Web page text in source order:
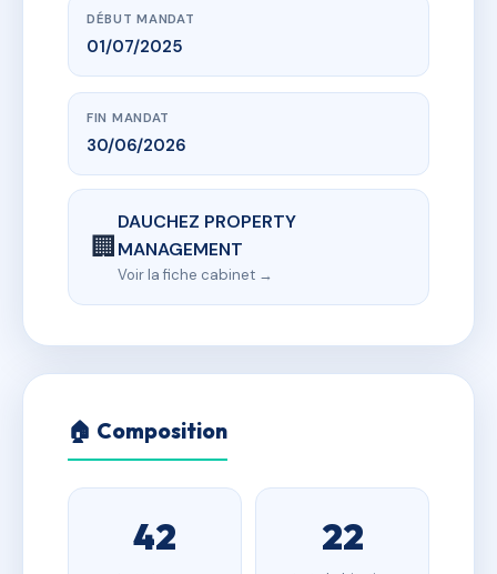
DÉBUT MANDAT
01/07/2025
FIN MANDAT
30/06/2026
🏢
DAUCHEZ PROPERTY
MANAGEMENT
Voir la fiche cabinet →
🏠 Composition
42 22